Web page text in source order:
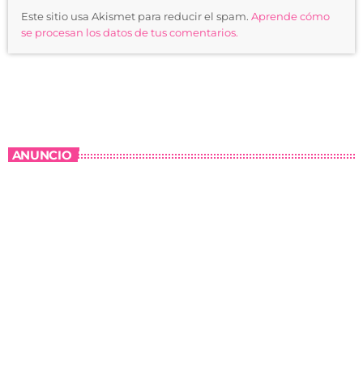
Este sitio usa Akismet para reducir el spam. Aprende cómo
se procesan los datos de tus comentarios.
ANUNCIO